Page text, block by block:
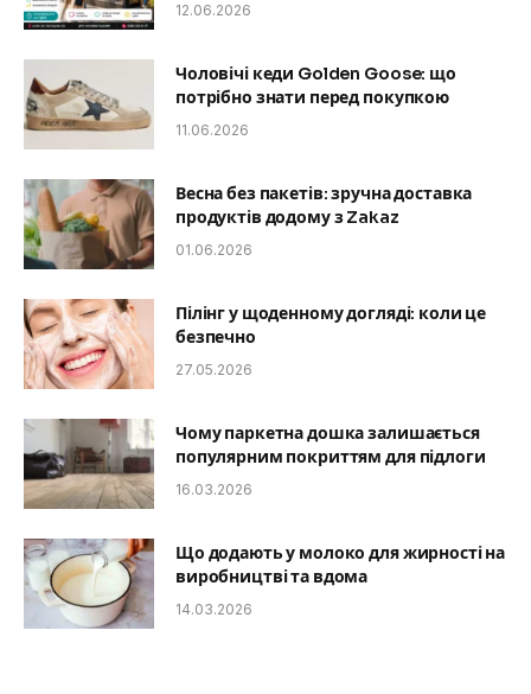
12.06.2026
Чоловічі кеди Golden Goose: що
потрібно знати перед покупкою
11.06.2026
Весна без пакетів: зручна доставка
продуктів додому з Zakaz
01.06.2026
Пілінг у щоденному догляді: коли це
безпечно
27.05.2026
Чому паркетна дошка залишається
популярним покриттям для підлоги
16.03.2026
Що додають у молоко для жирності на
виробництві та вдома
14.03.2026